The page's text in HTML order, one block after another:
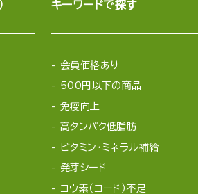
キーワードで探す
会員価格あり
500円以下の商品
免疫向上
高タンパク低脂肪
ビタミン・ミネラル補給
発芽シード
ヨウ素（ヨード）不足